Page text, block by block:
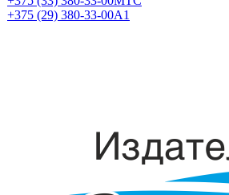
+375 (29) 380-33-00А1